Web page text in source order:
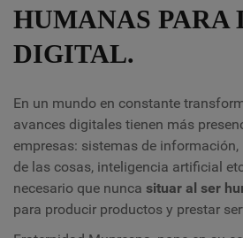
HUMANAS PARA
DIGITAL.
En un mundo en constante
avances digitales tienen más
empresas: sistemas de
de las cosas, inteligencia artificial
necesario que nunca situar al ser
para producir productos y prestar